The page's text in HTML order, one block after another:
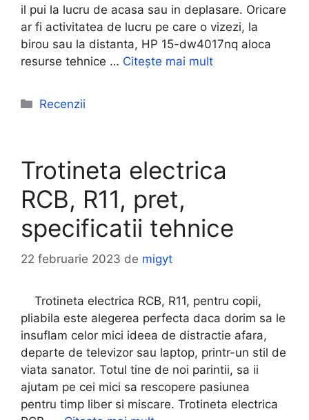
il pui la lucru de acasa sau in deplasare. Oricare
ar fi activitatea de lucru pe care o vizezi, la
birou sau la distanta, HP 15-dw4017nq aloca
resurse tehnice … Citește mai mult
Categorii
Recenzii
Trotineta electrica
RCB, R11, pret,
specificatii tehnice
22 februarie 2023 de migyt
Trotineta electrica RCB, R11, pentru copii,
pliabila este alegerea perfecta daca dorim sa le
insuflam celor mici ideea de distractie afara,
departe de televizor sau laptop, printr-un stil de
viata sanator. Totul tine de noi parintii, sa ii
ajutam pe cei mici sa rescopere pasiunea
pentru timp liber si miscare. Trotineta electrica